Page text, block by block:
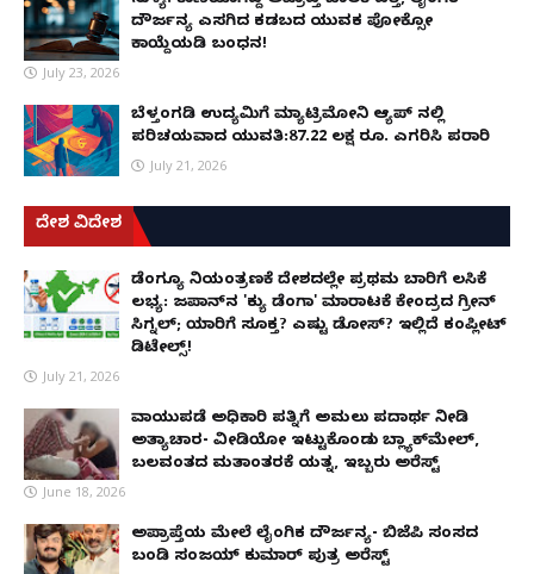
ದೌರ್ಜನ್ಯ ಎಸಗಿದ ಕಡಬದ ಯುವಕ ಪೋಕ್ಸೋ
ಕಾಯ್ದೆಯಡಿ ಬಂಧನ!
July 23, 2026
ಬೆಳ್ತಂಗಡಿ ಉದ್ಯಮಿಗೆ ಮ್ಯಾಟ್ರಿಮೋನಿ ಆ್ಯಪ್ ನಲ್ಲಿ
ಪರಿಚಯವಾದ ಯುವತಿ:87.22 ಲಕ್ಷ ರೂ. ಎಗರಿಸಿ ಪರಾರಿ
July 21, 2026
ದೇಶ ವಿದೇಶ
ಡೆಂಗ್ಯೂ ನಿಯಂತ್ರಣಕ್ಕೆ ದೇಶದಲ್ಲೇ ಪ್ರಥಮ ಬಾರಿಗೆ ಲಸಿಕೆ
ಲಭ್ಯ: ಜಪಾನ್‌ನ 'ಕ್ಯು ಡೆಂಗಾ' ಮಾರಾಟಕ್ಕೆ ಕೇಂದ್ರದ ಗ್ರೀನ್
ಸಿಗ್ನಲ್; ಯಾರಿಗೆ ಸೂಕ್ತ? ಎಷ್ಟು ಡೋಸ್? ಇಲ್ಲಿದೆ ಕಂಪ್ಲೀಟ್
ಡಿಟೇಲ್ಸ್!
July 21, 2026
ವಾಯುಪಡೆ ಅಧಿಕಾರಿ ಪತ್ನಿಗೆ ಅಮಲು ಪದಾರ್ಥ ನೀಡಿ
ಅತ್ಯಾಚಾರ- ವೀಡಿಯೋ ಇಟ್ಟುಕೊಂಡು ಬ್ಲ್ಯಾಕ್‌ಮೇಲ್,
ಬಲವಂತದ ಮತಾಂತರಕ್ಕೆ ಯತ್ನ, ಇಬ್ಬರು ಅರೆಸ್ಟ್
June 18, 2026
ಅಪ್ರಾಪ್ತೆಯ ಮೇಲೆ ಲೈಂಗಿಕ ದೌರ್ಜನ್ಯ- ಬಿಜೆಪಿ ಸಂಸದ
ಬಂಡಿ ಸಂಜಯ್ ಕುಮಾರ್ ಪುತ್ರ ಅರೆಸ್ಟ್